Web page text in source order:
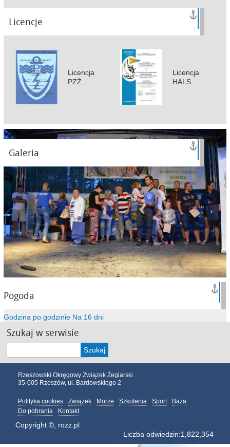
Licencje
Licencja
PZŻ
Licencja
HALS
Galeria
Pogoda
Godzina po godzinie Na 16 dni
Szukaj w serwisie
Rzeszowski Okręgowy Związek Żeglarski
35-005 Rzeszów, ul. Bardowskiego 2
Polityka cookies Związek Morze Szkolenia Sport
Baza
Do pobrania
Kontakt
Copyright ©, rozz.pl
Liczba odwiedzin:1,822,354